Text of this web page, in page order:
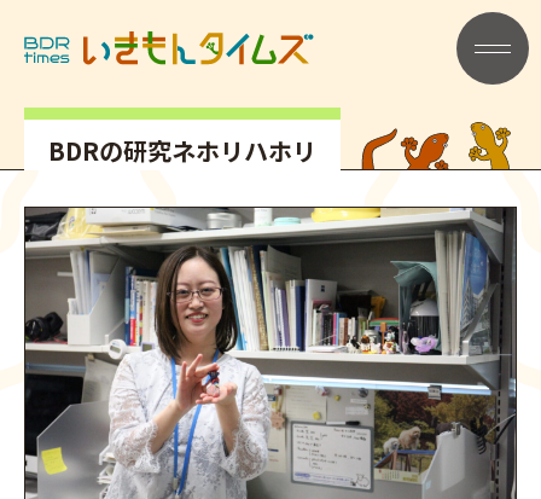
メニュー
BDRの研究ネホリハホリ